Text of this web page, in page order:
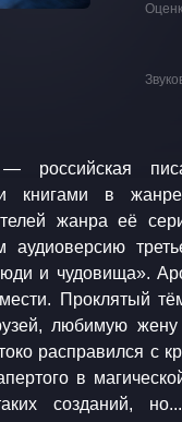
российская
книгами в
жанра её
аудиоверсию
и чудовища».
Проклятый
любимую
расправился с
в
созданий,
сын героя
от ужасной
ни кто его
Тонгил вовсе
чтобы её сберечь.
своего сына в
и чудовища. И
Подробности
Андрей Лобзов